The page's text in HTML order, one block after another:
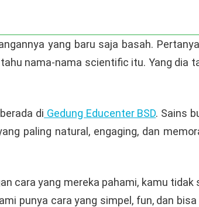
yang baru saja basah.
nama-nama scientific itu. Yang dia
di Gedung Educenter BSD. Sains
paling natural, engaging, dan
cara yang mereka pahami, kamu
punya cara yang simpel, fun, dan